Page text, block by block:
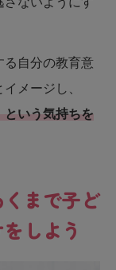
る自分の教育意
メージし、
という気持ちを
まで子ど
しよう